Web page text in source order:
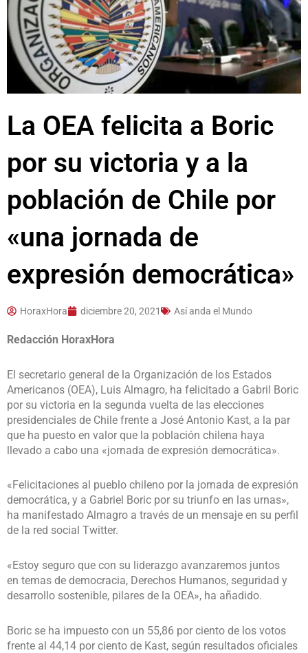
La OEA felicita a Boric
por su victoria y a la
población de Chile por
«una jornada de
expresión democrática»
HoraxHora diciembre 20, 2021 Así anda el Mundo
Redacción HoraxHora
El secretario general de la Organización de los Estados
Americanos (OEA), Luis Almagro, ha felicitado a Gabril Boric
por su victoria en la segunda vuelta de las elecciones
presidenciales de Chile frente a José Antonio Kast, a la par
que ha puesto en valor que la población chilena haya
llevado a cabo una «jornada de expresión democrática».
«Felicitaciones al pueblo chileno por la jornada de expresión
democrática, y a Gabriel Boric por su triunfo en las urnas»,
ha manifestado Almagro a través de un mensaje en su perfil
de la red social Twitter.
«Estoy seguro que con su liderazgo avanzaremos juntos
en temas de democracia, Derechos Humanos, seguridad y
desarrollo sostenible, pilares de la OEA», ha añadido.
Boric se ha impuesto con un 55,86 por ciento de los votos
frente al 44,14 por ciento de Kast, según resultados oficiales